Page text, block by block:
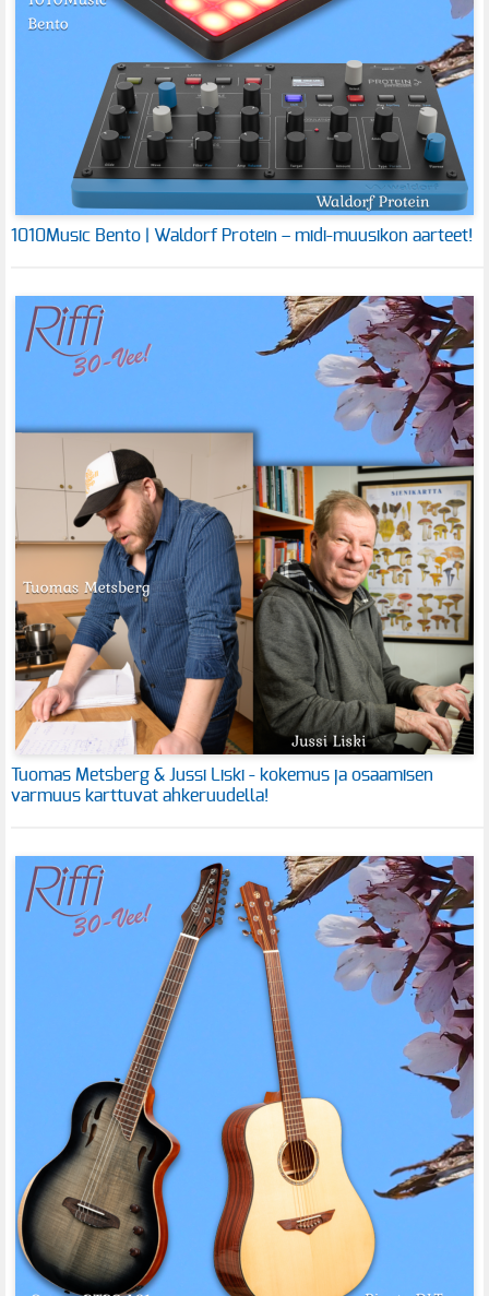
1010Music Bento | Waldorf Protein – midi-muusikon aarteet!
Tuomas Metsberg & Jussi Liski - kokemus ja osaamisen
varmuus karttuvat ahkeruudella!